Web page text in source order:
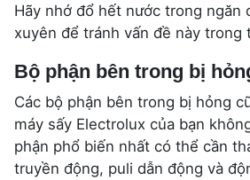
Hãy nhớ đổ hết nước trong ngăn
xuyên để tránh vấn đề này trong
Bộ phận bên trong bị
Các bộ phận bên trong bị hỏng
máy sấy Electrolux của bạn
phận phổ biến nhất có thể cần
truyền động, puli dẫn động và